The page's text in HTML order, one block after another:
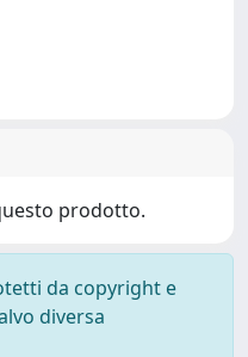
prodotto.
da copyright e
diversa